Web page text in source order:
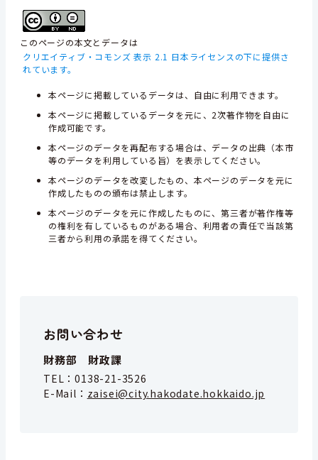
このページの本文とデータは
クリエイティブ・コモンズ 表示 2.1 日本ライセンスの下に提供さ
れています。
本ページに掲載しているデータは、自由に利用できます。
本ページに掲載しているデータを元に、2次著作物を自由に
作成可能です。
本ページのデータを再配布する場合は、データの出典（本市
等のデータを利用している旨）を表示してください。
本ページのデータを改変したもの、本ページのデータを元に
作成したものの頒布は禁止します。
本ページのデータを元に作成したものに、第三者が著作権等
の権利を有しているものがある場合、利用者の責任で当該第
三者から利用の承諾を得てください。
お問い合わせ
財務部 財政課
TEL：0138-21-3526
E-Mail： zaisei@city.hakodate.hokkaido.jp